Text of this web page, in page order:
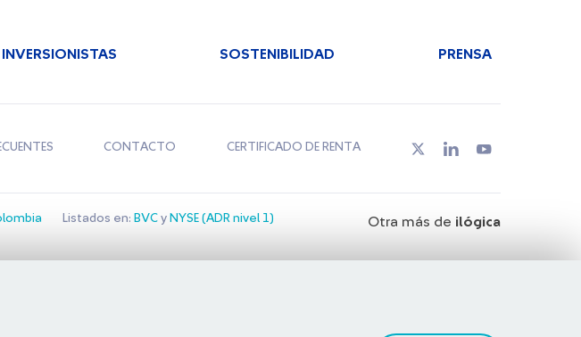
SOSTENIBILIDAD PRENSA
CONTACTO CERTIFICADO DE RENTA
Listados en: BVCy NYSE (ADR nivel 1) Otra más de ilógica